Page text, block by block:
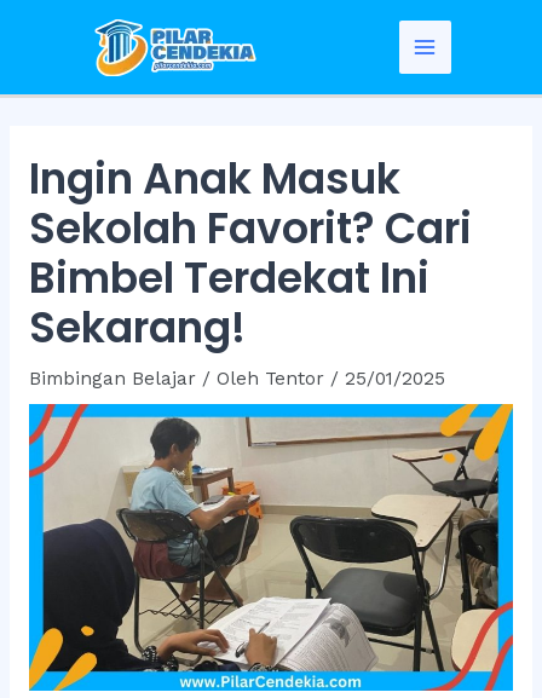
Main
Ingin Anak Masuk
Sekolah Favorit? Cari
Bimbel Terdekat Ini
Sekarang!
Bimbingan Belajar/ Oleh Tentor / 25/01/2025